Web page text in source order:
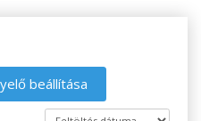
beállítása